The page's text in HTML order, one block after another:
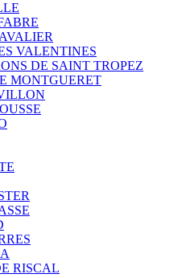
VALENTINES
DE SAINT TROPEZ
MONTGUERET
RISCAL